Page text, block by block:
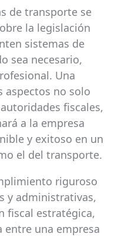
de transporte se
la legislación
sistemas de
sea necesario,
Una
aspectos no solo
fiscales,
a la empresa
y exitoso en un
el del transporte.
riguroso
y administrativas,
fiscal estratégica,
entre una empresa